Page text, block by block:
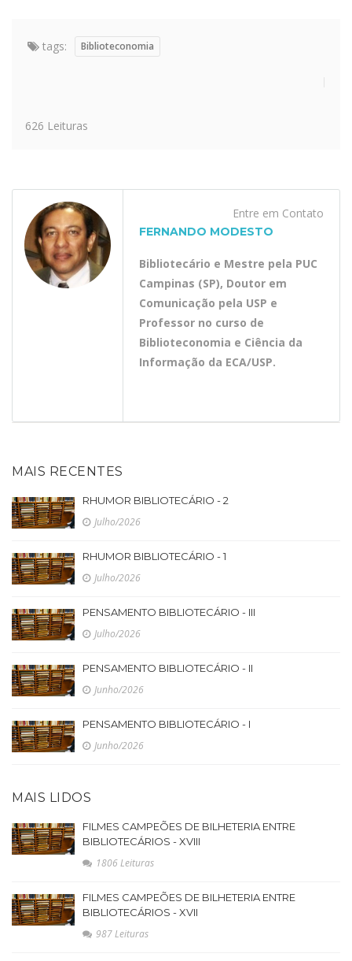
tags: Biblioteconomia
626 Leituras
Entre em Contato
FERNANDO MODESTO
Bibliotecário e Mestre pela PUC
Campinas (SP), Doutor em
Comunicação pela USP e
Professor no curso de
Biblioteconomia e Ciência da
Informação da ECA/USP.
MAIS RECENTES
RHUMOR BIBLIOTECÁRIO - 2
Julho/2026
RHUMOR BIBLIOTECÁRIO - 1
Julho/2026
PENSAMENTO BIBLIOTECÁRIO - III
Julho/2026
PENSAMENTO BIBLIOTECÁRIO - II
Junho/2026
PENSAMENTO BIBLIOTECÁRIO - I
Junho/2026
MAIS LIDOS
FILMES CAMPEÕES DE BILHETERIA ENTRE
BIBLIOTECÁRIOS - XVIII
1806 Leituras
FILMES CAMPEÕES DE BILHETERIA ENTRE
BIBLIOTECÁRIOS - XVII
987 Leituras